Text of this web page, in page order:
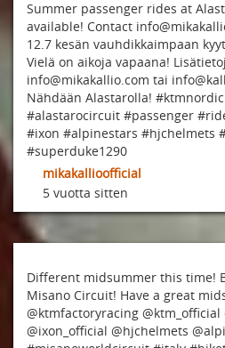
Summer passenger rides at
available! Contact
12.7 kesän vauhdikkaimpaan
Vielä on aikoja vapaana!
info@mikakallio.com tai
Nähdään Alastarolla!
#alastarocircuit #passenger
#ixon #alpinestars #hjchelmets
#superduke1290
mikakallioofficial
5 vuotta sitten
Different midsummer this time!
Misano Circuit! Have a great
@ktmfactoryracing @ktm_official
@ixon_official @hjchelmets